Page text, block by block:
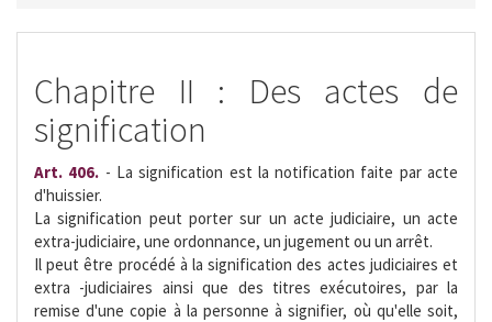
Chapitre II : Des actes de
signification
Art. 406. - La signification est la notification faite par acte
d'huissier.
La signification peut porter sur un acte judiciaire, un acte
extra-judiciaire, une ordonnance, un jugement ou un arrêt.
Il peut être procédé à la signification des actes judiciaires et
extra -judiciaires ainsi que des titres exécutoires, par la
remise d'une copie à la personne à signifier, où qu'elle soit,